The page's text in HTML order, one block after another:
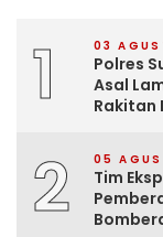
1 03
Polres
Asal
Rakitan
2 05
Tim